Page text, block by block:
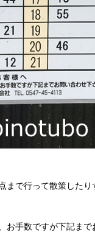
まで行って散策した
お手数ですが下記ま